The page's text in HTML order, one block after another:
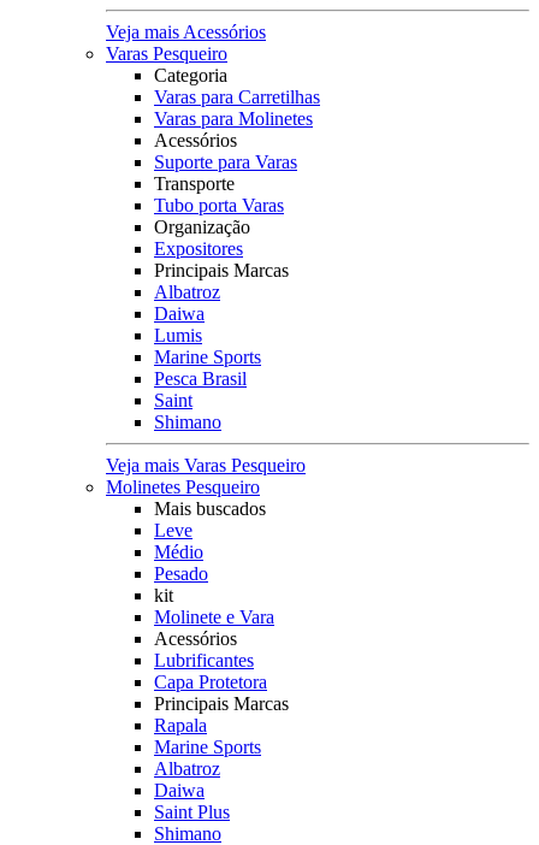
Veja mais Acessórios
Varas Pesqueiro
Categoria
Varas para Carretilhas
Varas para Molinetes
Acessórios
Suporte para Varas
Transporte
Tubo porta Varas
Organização
Expositores
Principais Marcas
Albatroz
Daiwa
Lumis
Marine Sports
Pesca Brasil
Saint
Shimano
Veja mais Varas Pesqueiro
Molinetes Pesqueiro
Mais buscados
Leve
Médio
Pesado
kit
Molinete e Vara
Acessórios
Lubrificantes
Capa Protetora
Principais Marcas
Rapala
Marine Sports
Albatroz
Daiwa
Saint Plus
Shimano